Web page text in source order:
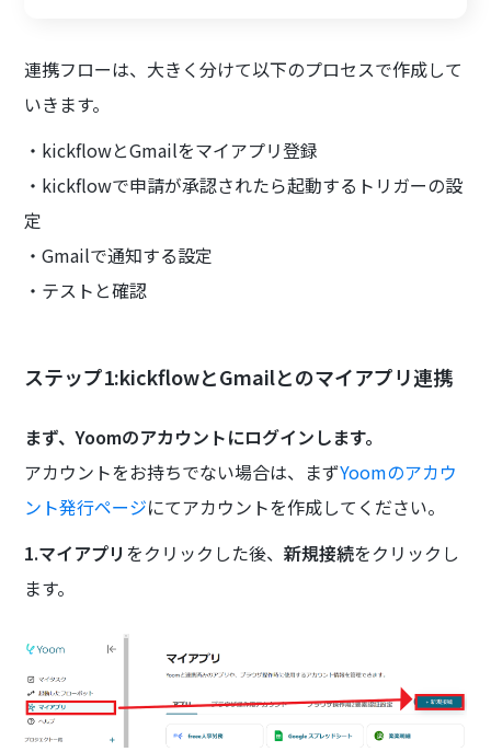
連携フローは、大きく分けて以下のプロセスで作成して
いきます。
・kickflowとGmailをマイアプリ登録
・kickflowで申請が承認されたら起動するトリガーの設
定
・Gmailで通知する設定
・テストと確認
ステップ1:kickflowとGmailとのマイアプリ連携
まず、Yoomのアカウントにログインします。
アカウントをお持ちでない場合は、まずYoomのアカウ
ント発行ページにてアカウントを作成してください。
1.マイアプリ をクリックした後、新規接続をクリックし
ます。